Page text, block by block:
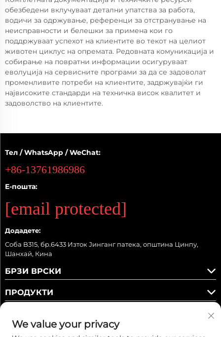
обезбедени вклучуваат детални упатства за работа,
водичи за одржување, референци за отстранување на
неисправности и белешки за примена кои го
поддржуваат успехот на клиентите во текот на целиот
животен циклус на опремата. Редовната комуникација и
собирање на повратни информации осигуруваат
еволуција на сервисните програми за да се задоволат
променливите потреби на клиентите, задржувајќи ги
највисоките стандарди на техничка висок квалитет и
задоволство на клиентите.
Тел / WhatsApp / WeChat:
+86-13761986986
Е-пошта:
[email protected]
Додадете:
Соба B315, бр.6433 Изток Јинганг патека, општина Цинпу,
Шанхай, Кина
БРЗИ ВРСКИ
ПРОДУКТИ
We value your privacy